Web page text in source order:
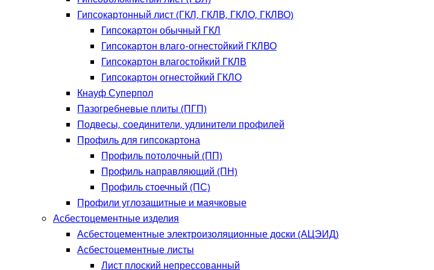
Гипсокартонный лист (ГКЛ, ГКЛВ, ГКЛО, ГКЛВО)
Гипсокартон обычный ГКЛ
Гипсокартон влаго-огнестойкий ГКЛВО
Гипсокартон влагостойкий ГКЛВ
Гипсокартон огнестойкий ГКЛО
Кнауф Суперпол
Пазогребневые плиты (ПГП)
Подвесы, соединители, удлинители профилей
Профиль для гипсокартона
Профиль потолочный (ПП)
Профиль направляющий (ПН)
Профиль стоечный (ПС)
Профили углозащитные и маячковые
Асбестоцементные изделия
Асбестоцементные электроизоляционные доски (АЦЭИД)
Асбестоцементные листы
Лист плоский непрессованный